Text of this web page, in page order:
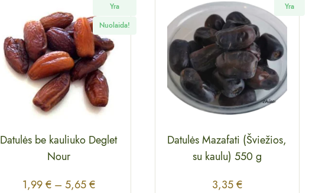
Yra
Nuolaida!
Datulės be kauliuko Deglet
Nour
1,99€ – 5,65€
Yra
Datulės Mazafati (Šviežios,
su kaulu) 550 g
3,35€